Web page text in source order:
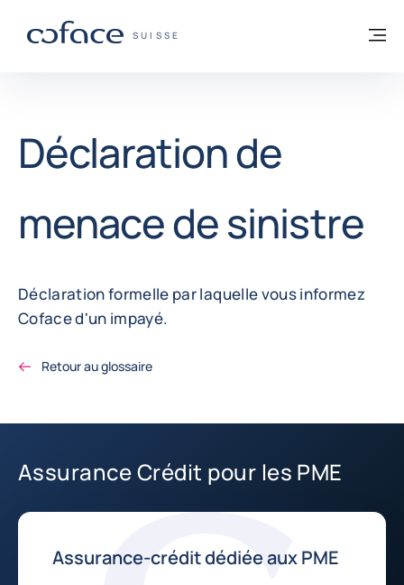
COFACE, FOR TRADE - PAGE D'ACCUEIL
SUISSE
Retour à la page d'accueil
Déclaration de
menace de sinistre
Déclaration formelle par laquelle vous informez
Coface d'un impayé.
Retour au glossaire
Assurance Crédit pour les PME
Assurance-crédit dédiée aux PME